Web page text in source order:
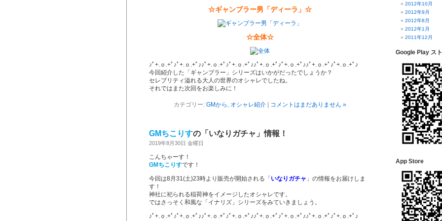
☆ギャンブラー男「ディーラ」☆
☆全体☆
♪ﾟ+.ｏ.+ﾟ♪ﾟ+.ｏ.+ﾟ♪♪ﾟ+.ｏ.+ﾟ♪ﾟ+.ｏ.+ﾟ♪♪ﾟ+.ｏ.+ﾟ♪ﾟ+.ｏ.+ﾟ♪♪ﾟ+.ｏ.+ﾟ♪ﾟ+.ｏ.+ﾟ♪
今回紹介した「ギャンブラー」シリーズはいかがだったでしょうか？
セレブリティ溢れる大人の世界のオシャレでしたね。
それではまた次回をお楽しみに！
カテゴリー: GMから , オシャレ紹介 コメントはまだありません »
GMちこりすの「いなりガチャ」情報！
2019年8月30日 金曜日
こんちゃーす！
GMちこりすです！
今回は8月31(土)23時より販売が開始される「 いなりガチャ 」の情報をお届けしま
す！
神社に祀られる稲荷神をイメージしたオシャレです。
ではさっそく和風な「イナリズ」シリーズをみていきましょう。
♪ﾟ+.ｏ.+ﾟ♪ﾟ+.ｏ.+ﾟ♪♪ﾟ+.ｏ.+ﾟ♪ﾟ+.ｏ.+ﾟ♪♪ﾟ+.ｏ.+ﾟ♪ﾟ+.ｏ.+ﾟ♪♪ﾟ+.ｏ.+ﾟ♪ﾟ+.ｏ.+ﾟ♪
2012年10月
2012年9月
2012年8月
2012年1月
2011年12月
Google Play ス
App Store